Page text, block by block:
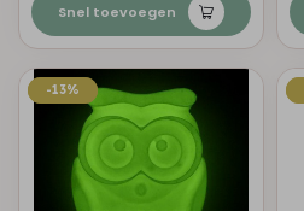
Snel toevoegen
-13%
-13%